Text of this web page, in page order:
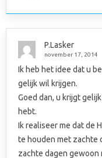
P.Lasker
november 17, 2014
Ik heb het idee dat u
gelijk wil krijgen.
Goed dan, u krijgt
hebt.
Ik realiseer me dat de
te houden met zachte
zachte dagen gewoon